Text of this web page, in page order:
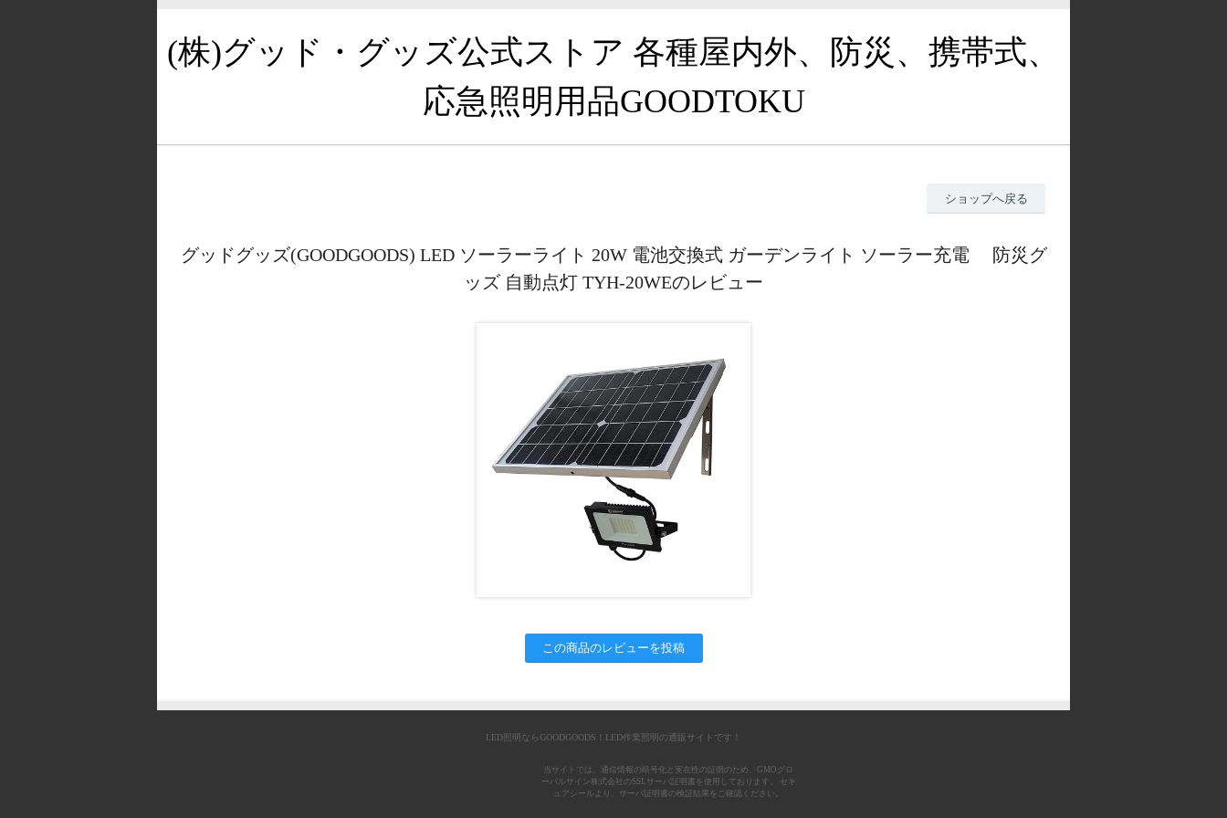
(株)グッド・グッズ公式ストア 各種屋内外、防災、携帯式、
応急照明用品GOODTOKU
ショップへ戻る
グッドグッズ(GOODGOODS) LED ソーラーライト 20W 電池交換式 ガーデンライト ソーラー充電 防災グ
ッズ 自動点灯 TYH-20WEのレビュー
この商品のレビューを投稿
LED照明ならGOODGOODS！LED作業照明の通販サイトです！
当サイトでは、通信情報の暗号化と実在性の証明のため、GMOグロ
ーバルサイン株式会社のSSLサーバ証明書を使用しております。 セキ
ュアシールより、サーバ証明書の検証結果をご確認ください。